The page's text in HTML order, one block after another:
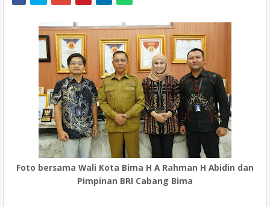
Foto bersama Wali Kota Bima H A Rahman H Abidin dan
Pimpinan BRI Cabang Bima